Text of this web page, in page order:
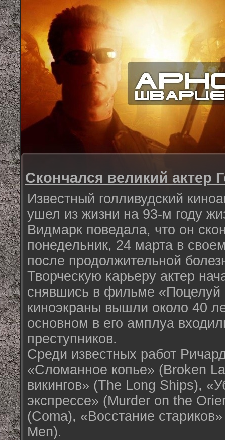
Скончался великий актер
Известный голливудский
ушел из жизни на 93-м году
Видмарк поведала, что он
понедельник, 24 марта в
после продолжительной
Творческую карьеру актер
снявшись в фильме «Поцелуй
киноэкраны вышли около 40
основном в его амплуа
преступников.
Среди известных работ
«Сломанное копье» (Broken
викингов» (The Long Ships),
экспрессе» (Murder on the
(Coma), «Восстание
Men).